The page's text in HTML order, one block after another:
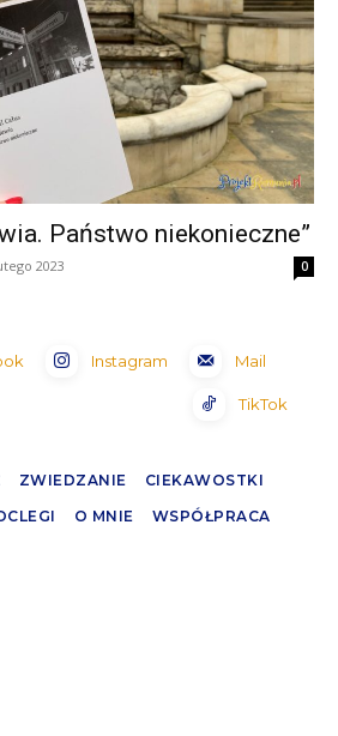
Państwo niekonieczne”
2023 0
Instagram Mail
TikTok
ZWIEDZANIE
CIEKAWOSTKI
O MNIE WSPÓŁPRACA